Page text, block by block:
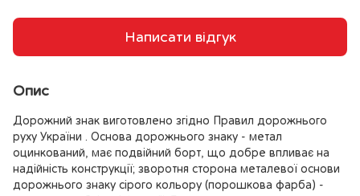
Написати відгук
Опис
Дорожний знак виготовлено згідно Правил дорожнього
руху України . Основа дорожнього знаку - метал
оцинкований, має подвійний борт, що добре впливає на
надійність конструкції; зворотня сторона металевої основи
дорожнього знаку сірого кольору (порошкова фарба) -